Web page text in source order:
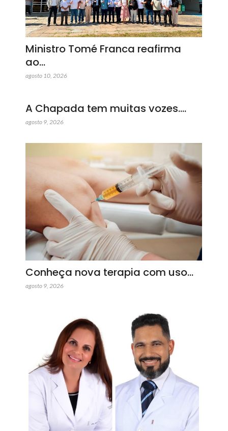
Ministro Tomé Franca reafirma
ao…
agosto 10, 2026
A Chapada tem muitas vozes.…
agosto 9, 2026
Conheça nova terapia com uso…
agosto 9, 2026